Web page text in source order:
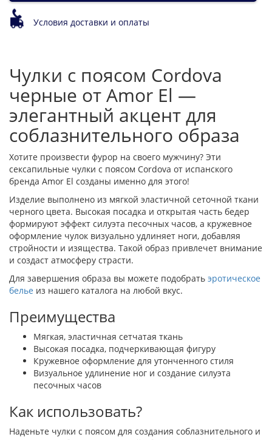
Условия доставки и оплаты
Чулки с поясом Cordova
черные от Amor El —
элегантный акцент для
соблазнительного образа
Хотите произвести фурор на своего мужчину? Эти
сексапильные чулки с поясом Cordova от испанского
бренда Amor El созданы именно для этого!
Изделие выполнено из мягкой эластичной сеточной ткани
черного цвета. Высокая посадка и открытая часть бедер
формируют эффект силуэта песочных часов, а кружевное
оформление чулок визуально удлиняет ноги, добавляя
стройности и изящества. Такой образ привлечет внимание
и создаст атмосферу страсти.
Для завершения образа вы можете подобрать эротическое
белье из нашего каталога на любой вкус.
Преимущества
Мягкая, эластичная сетчатая ткань
Высокая посадка, подчеркивающая фигуру
Кружевное оформление для утонченного стиля
Визуальное удлинение ног и создание силуэта
песочных часов
Как использовать?
Наденьте чулки с поясом для создания соблазнительного и